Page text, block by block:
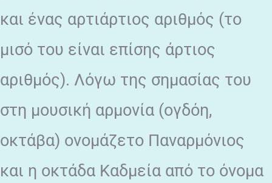
και ένας αρτιάρτιος αριθμός (το
μισό του είναι επίσης άρτιος
αριθμός). Λόγω της σημασίας του
στη μουσική αρμονία (ογδόη,
οκτάβα) ονομάζετο Παναρμόνιος
και η οκτάδα Καδμεία από το όνομα